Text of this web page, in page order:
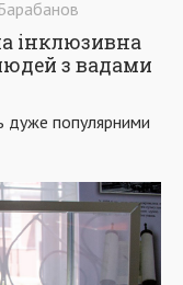
інклюзивна
з вадами
дуже популярними